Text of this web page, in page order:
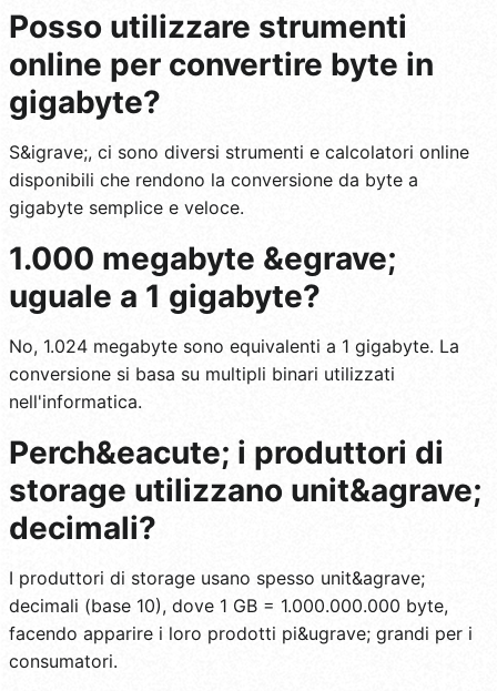
Posso utilizzare strumenti
online per convertire byte in
gigabyte?
S&igrave;, ci sono diversi strumenti e calcolatori online
disponibili che rendono la conversione da byte a
gigabyte semplice e veloce.
1.000 megabyte &egrave;
uguale a 1 gigabyte?
No, 1.024 megabyte sono equivalenti a 1 gigabyte. La
conversione si basa su multipli binari utilizzati
nell'informatica.
Perch&eacute; i produttori di
storage utilizzano unit&agrave;
decimali?
I produttori di storage usano spesso unit&agrave;
decimali (base 10), dove 1 GB = 1.000.000.000 byte,
facendo apparire i loro prodotti pi&ugrave; grandi per i
consumatori.